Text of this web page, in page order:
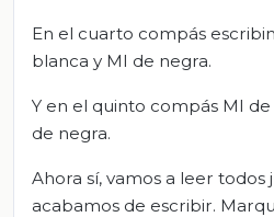
En el cuarto compás
blanca y MI de negra.
Y en el quinto compás MI
de negra.
Ahora sí, vamos a leer todos
acabamos de escribir.